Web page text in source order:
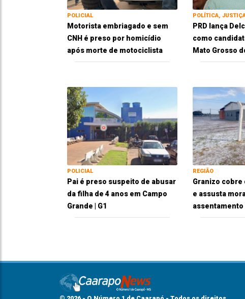
POLICIAL
Motorista embriagado e sem
CNH é preso por homicídio
após morte de motociclista
POLÍTICA,
PRD lança
como
Mato Grosso
POLICIAL
Pai é preso suspeito de abusar
da filha de 4 anos em Campo
Grande | G1
REGIÃO
Granizo cobre
e assusta
assentamento